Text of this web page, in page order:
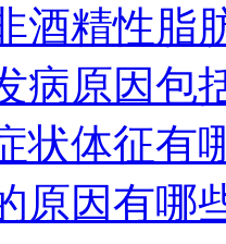
酒精性脂
病原因包
状体征有
原因有哪